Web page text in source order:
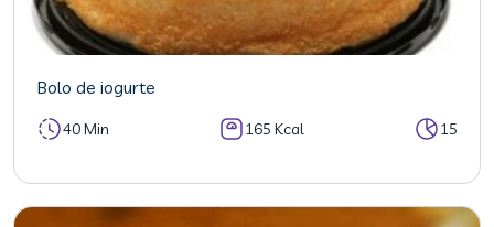
Bolo de iogurte
40 Min 165 Kcal 15